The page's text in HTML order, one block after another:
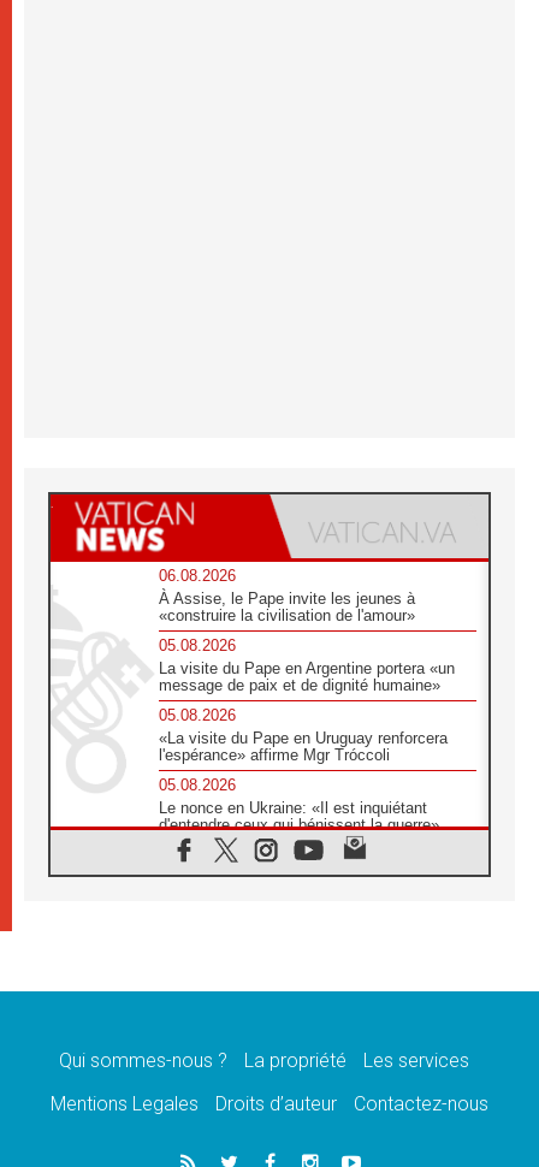
06.08.2026
À Assise, le Pape invite les jeunes à
«construire la civilisation de l'amour»
05.08.2026
La visite du Pape en Argentine portera «un
message de paix et de dignité humaine»
05.08.2026
«La visite du Pape en Uruguay renforcera
l'espérance» affirme Mgr Tróccoli
05.08.2026
Le nonce en Ukraine: «Il est inquiétant
d'entendre ceux qui bénissent la guerre»
05.08.2026
Léon XIV au Pérou, une lueur d'espoir pour
décès du cardinal Júlio Langa
Le Pape attendu en novembre en Uruguay,
05.08.2026
Qui sommes-nous ? La propriété
Les services
Mentions Legales
Droits d’auteur Contactez-nous